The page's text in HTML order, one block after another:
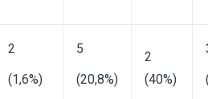
2
(1,6%)
5
(20,8%)
2
(40%)